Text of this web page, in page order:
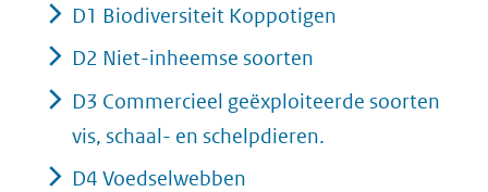
D1 Biodiversiteit Koppotigen
D2 Niet-inheemse soorten
D3 Commercieel geëxploiteerde soorten
vis, schaal- en schelpdieren.
D4 Voedselwebben